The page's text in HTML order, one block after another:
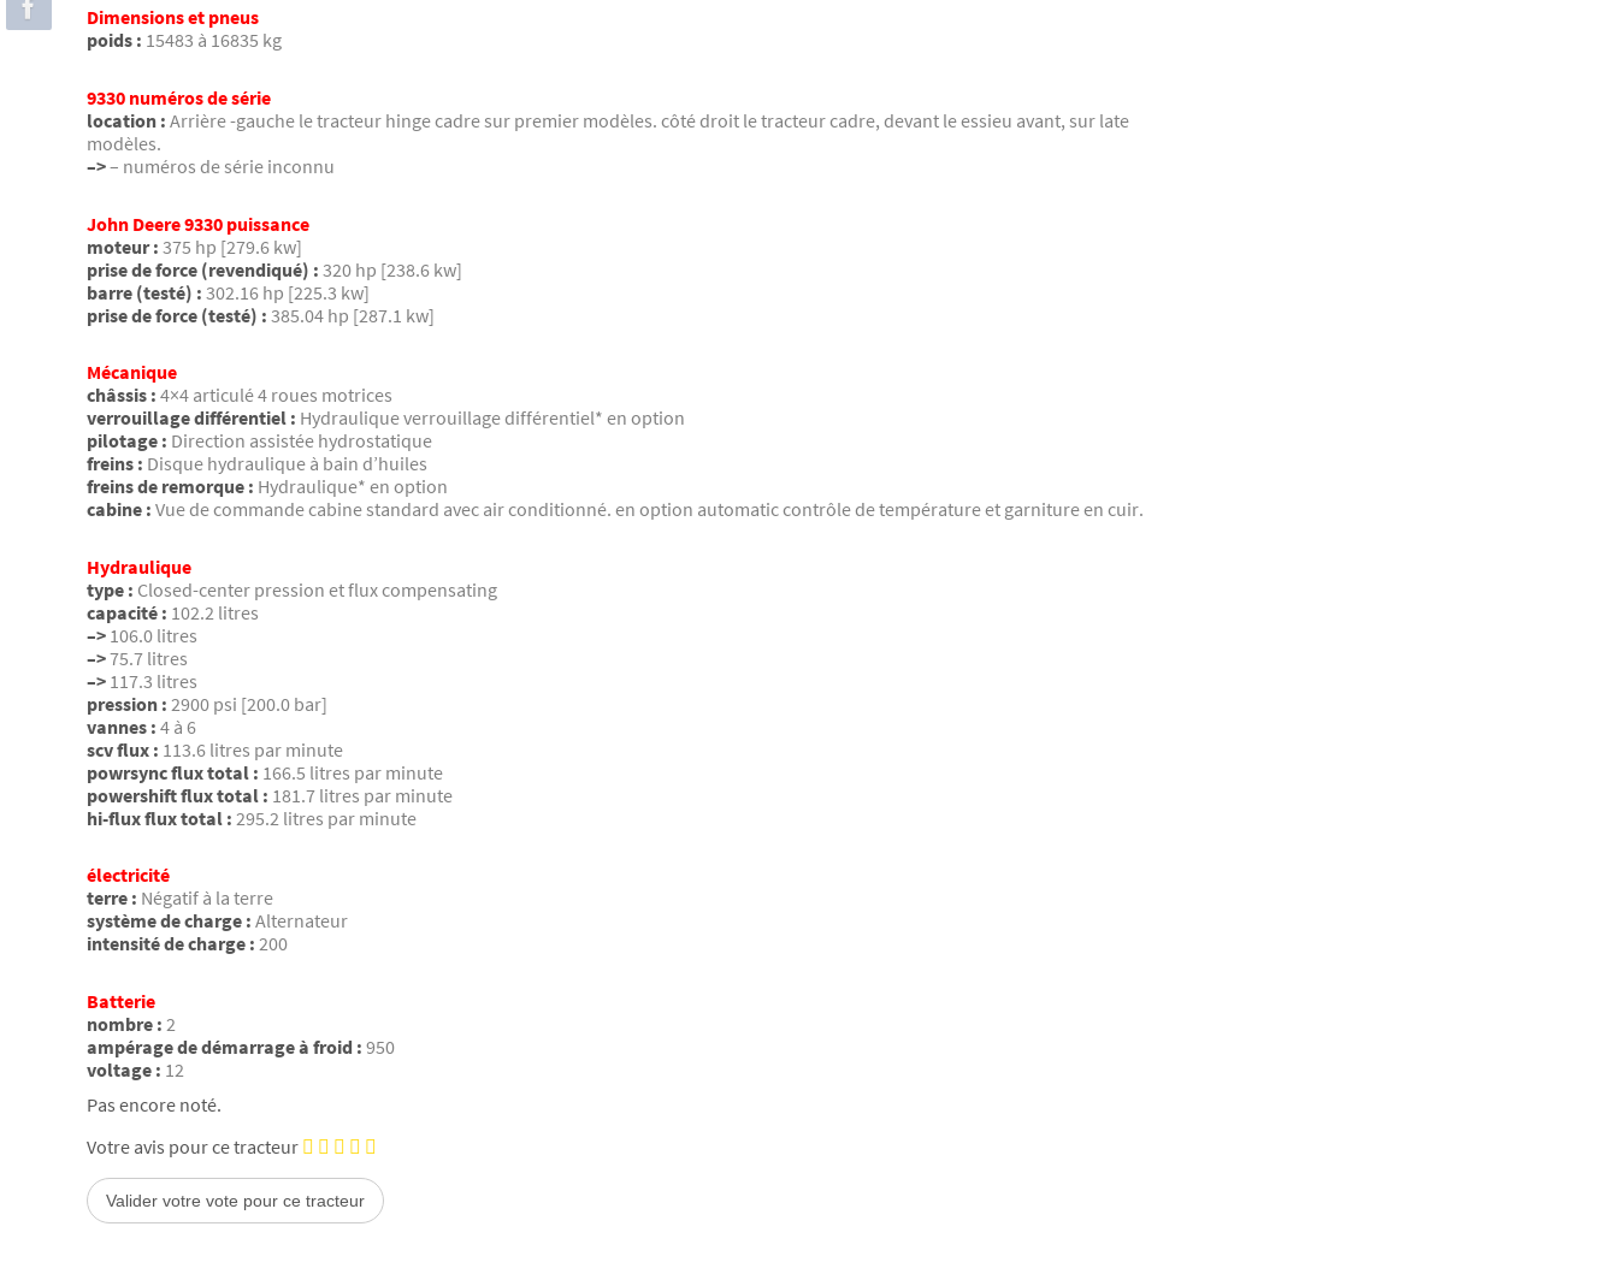
Dimensions et pneus
poids : 15483 à 16835 kg
9330 numéros de série
location : Arrière -gauche le tracteur hinge cadre sur premier modèles. côté droit le tracteur cadre, devant le essieu avant, sur late
modèles.
–>– numéros de série inconnu
John Deere 9330 puissance
moteur : 375 hp [279.6 kw]
prise de force (revendiqué) : 320 hp [238.6 kw]
barre (testé) : 302.16 hp [225.3 kw]
prise de force (testé) : 385.04 hp [287.1 kw]
Mécanique
châssis : 4×4 articulé 4 roues motrices
verrouillage différentiel : Hydraulique verrouillage différentiel* en option
pilotage : Direction assistée hydrostatique
freins : Disque hydraulique à bain d’huiles
freins de remorque : Hydraulique* en option
cabine : Vue de commande cabine standard avec air conditionné. en option automatic contrôle de température et garniture en cuir.
Hydraulique
type : Closed-center pression et flux compensating
capacité : 102.2 litres
–> 106.0 litres
–>75.7 litres
–> 117.3 litres
pression : 2900 psi [200.0 bar]
vannes : 4 à 6
scv flux : 113.6 litres par minute
powrsync flux total : 166.5 litres par minute
powershift flux total : 181.7 litres par minute
hi-flux flux total : 295.2 litres par minute
électricité
terre : Négatif à la terre
système de charge : Alternateur
intensité de charge : 200
Batterie
nombre : 2
ampérage de démarrage à froid : 950
voltage : 12
Pas encore noté.
Votre avis pour ce tracteur